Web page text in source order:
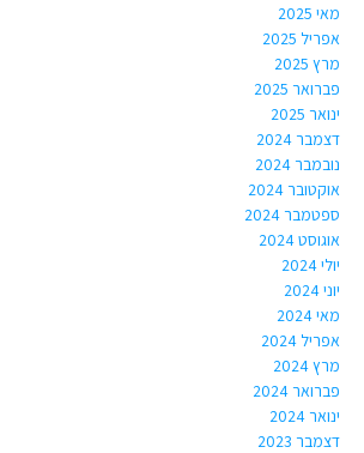
מאי 2025
אפריל 2025
מרץ 2025
פברואר 2025
ינואר 2025
דצמבר 2024
נובמבר 2024
אוקטובר 2024
ספטמבר 2024
אוגוסט 2024
יולי 2024
יוני 2024
מאי 2024
אפריל 2024
מרץ 2024
פברואר 2024
ינואר 2024
דצמבר 2023